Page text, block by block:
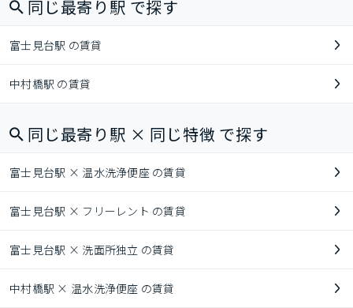
同じ最寄り駅 で探す
富士見台駅 の賃貸
中村橋駅 の賃貸
同じ最寄り駅 × 同じ特徴 で探す
富士見台駅 × 温水洗浄便座 の賃貸
富士見台駅 × フリーレント の賃貸
富士見台駅 × 洗面所独立 の賃貸
中村橋駅 × 温水洗浄便座 の賃貸